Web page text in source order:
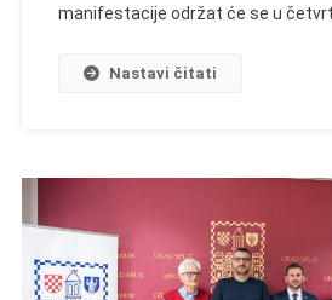
manifestacije održat će se u
Nastavi čitati